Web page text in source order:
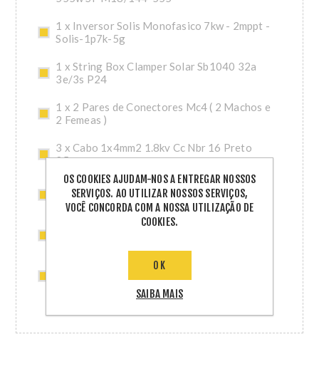
1 x Inversor Solis Monofasico 7kw - 2mppt -
Solis-1p7k-5g
1 x String Box Clamper Solar Sb1040 32a
3e/3s P24
1 x 2 Pares de Conectores Mc4 ( 2 Machos e
2 Femeas )
3 x Cabo 1x4mm2 1.8kv Cc Nbr 16 Preto
25m
3 x Cabo 1x4mm2 1.8kv Cc Nbr 16 Vermelho
25m
4 x Kit Ceramico Smart 4,80m (Perfis 2,40m)
4 x Acessorio Ceramico Smart 2,40m Solar
OS COOKIES AJUDAM-NOS A ENTREGAR NOSSOS
SERVIÇOS. AO UTILIZAR NOSSOS SERVIÇOS,
VOCÊ CONCORDA COM A NOSSA UTILIZAÇÃO DE
COOKIES.
OK
SAIBA MAIS